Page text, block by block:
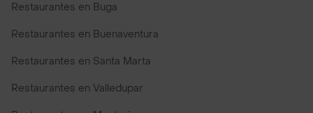
Restaurantes en Buga
Restaurantes en Buenaventura
Restaurantes en Santa Marta
Restaurantes en Valledupar